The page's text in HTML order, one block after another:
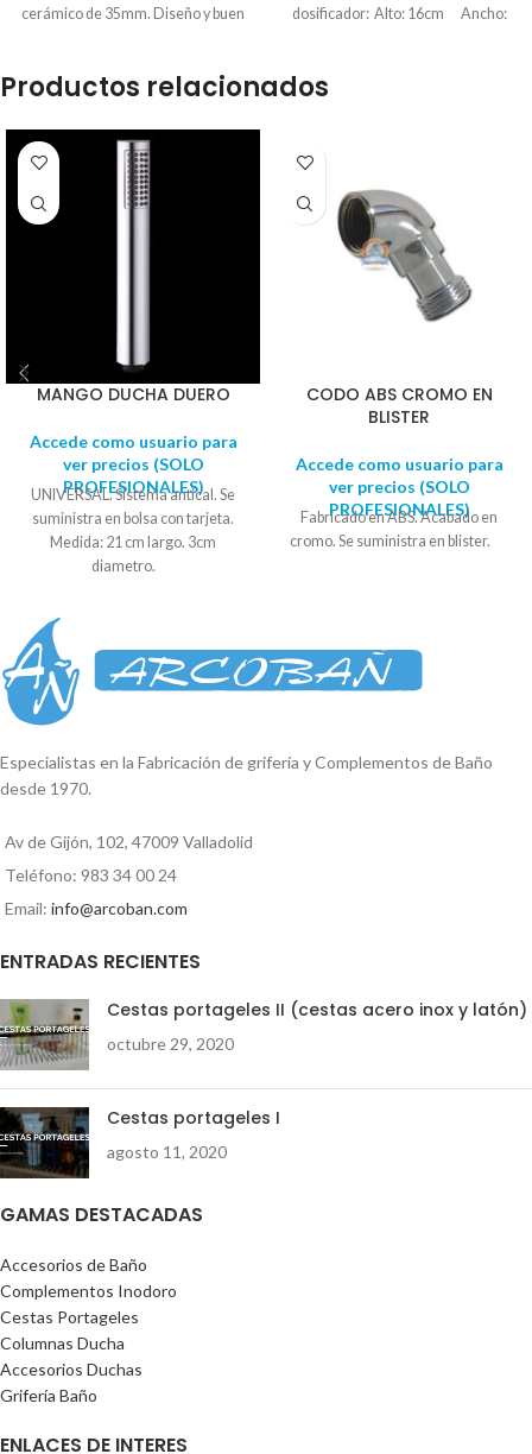
cerámico de 35mm. Diseño y buen
dosificador: Alto: 16cm Ancho:
Productos relacionados
MANGO DUCHA DUERO
Accede como usuario para
ver precios (SOLO
PROFESIONALES)
UNIVERSAL. Sistema antical. Se
suministra en bolsa con tarjeta.
Medida: 21 cm largo. 3cm
diametro.
CODO ABS CROMO EN
BLISTER
Accede como usuario para
ver precios (SOLO
PROFESIONALES)
Fabricado en ABS. Acabado en
cromo. Se suministra en blister.
Especialistas en la Fabricación de grifería y Complementos de Baño
desde 1970.
Av de Gijón, 102, 47009 Valladolid
Teléfono: 983 34 00 24
Email: info@arcoban.com
ENTRADAS RECIENTES
Cestas portageles II (cestas acero inox y latón)
octubre 29, 2020
Cestas portageles I
agosto 11, 2020
GAMAS DESTACADAS
Accesorios de Baño
Complementos Inodoro
Cestas Portageles
Columnas Ducha
Accesorios Duchas
Grifería Baño
ENLACES DE INTERES